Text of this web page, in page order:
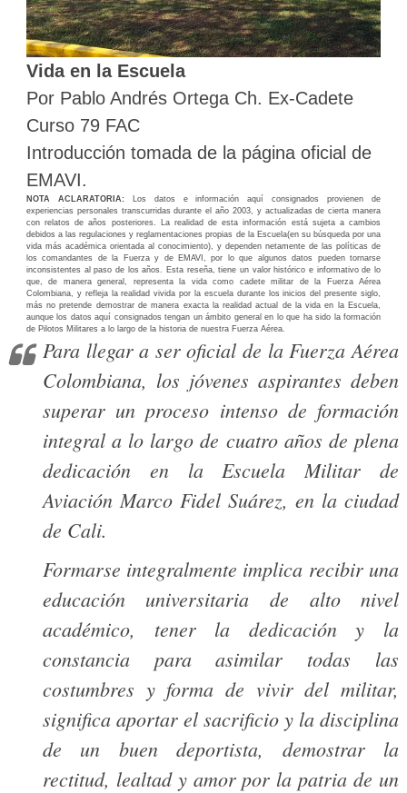
Vida en la Escuela
Por Pablo Andrés Ortega Ch. Ex-Cadete
Curso 79 FAC
Introducción tomada de la página oficial de
EMAVI.
NOTA ACLARATORIA:Los datos e información aquí consignados provienen de
experiencias personales transcurridas durante el año 2003, y actualizadas de cierta manera
con relatos de años posteriores. La realidad de esta información está sujeta a cambios
debidos a las regulaciones y reglamentaciones propias de la Escuela(en su búsqueda por una
vida más académica orientada al conocimiento), y dependen netamente de las políticas de
los comandantes de la Fuerza y de EMAVI, por lo que algunos datos pueden tornarse
inconsistentes al paso de los años. Esta reseña, tiene un valor histórico e informativo de lo
que, de manera general, representa la vida como cadete militar de la Fuerza Aérea
Colombiana, y refleja la realidad vivida por la escuela durante los inicios del presente siglo,
más no pretende demostrar de manera exacta la realidad actual de la vida en la Escuela,
aunque los datos aquí consignados tengan un ámbito general en lo que ha sido la formación
de Pilotos Militares a lo largo de la historia de nuestra Fuerza Aérea.
Para llegar a ser oficial de la Fuerza Aérea
Colombiana, los jóvenes aspirantes deben
superar un proceso intenso de formación
integral a lo largo de cuatro años de plena
dedicación en la Escuela Militar de
Aviación Marco Fidel Suárez, en la ciudad
de Cali.
Formarse integralmente implica recibir una
educación universitaria de alto nivel
académico, tener la dedicación y la
constancia para asimilar todas las
costumbres y forma de vivir del militar,
significa aportar el sacrificio y la disciplina
de un buen deportista, demostrar la
rectitud, lealtad y amor por la patria de un